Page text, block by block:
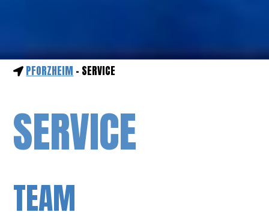
PFORZHEIM - SERVICE
SERVICE
TEAM